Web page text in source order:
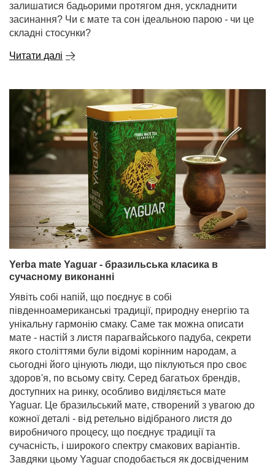
залишатися бадьорими протягом дня, ускладнити
засинання? Чи є мате та сон ідеальною парою - чи це
складні стосунки?
Читати далі
Yerba mate Yaguar - бразильська класика в
сучасному виконанні
Уявіть собі напій, що поєднує в собі
південноамериканські традиції, природну енергію та
унікальну гармонію смаку. Саме так можна описати
мате - настій з листя парагвайського падуба, секрети
якого століттями були відомі корінним народам, а
сьогодні його цінують люди, що піклуються про своє
здоров'я, по всьому світу. Серед багатьох брендів,
доступних на ринку, особливо виділяється мате
Yaguar. Це бразильський мате, створений з увагою до
кожної деталі - від ретельно відібраного листя до
виробничого процесу, що поєднує традиції та
сучасність, і широкого спектру смакових варіантів.
Завдяки цьому Yaguar сподобається як досвідченим